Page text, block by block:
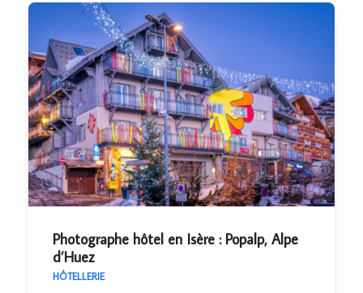
Photographe hôtel en Isère : Popalp, Alpe
d’Huez
HÔTELLERIE